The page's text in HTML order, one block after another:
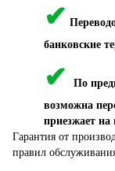
✔
банковские
✔
По
возможна
приезжает
Гарантия от
правил